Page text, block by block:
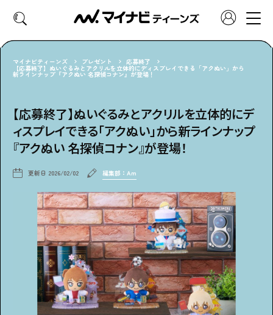
好きなカテゴリーから見る
ファッション ヘア・メイク
トレンド
推し活 グルメ
エンタメ 診断
特集・連載 社会体験
アンケート プレゼント
マイナビティーンズ プレゼント 応募終了
【応募終了】ぬいぐるみとアクリルを立体的にディスプレイできる「アクぬい」から
新ラインナップ『アクぬい 名探偵コナン』が登場！
【応募終了】ぬいぐるみとアクリルを立体的にデ
ィスプレイできる「アクぬい」から新ラインナップ
『アクぬい 名探偵コナン』が登場！
更新日 2026/02/02 編集部：Am